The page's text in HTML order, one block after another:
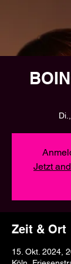
Jetzt
Zeit & Ort
15. Okt. 2024,